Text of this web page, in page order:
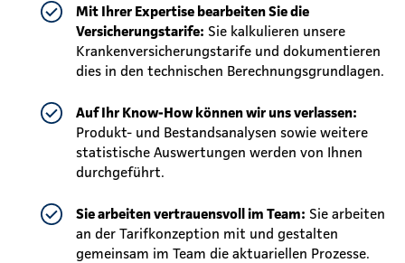
Mit Ihrer Expertise bearbeiten Sie die
Versicherungstarife: Sie kalkulieren unsere
Krankenversicherungstarife und dokumentieren
dies in den technischen Berechnungsgrundlagen.
Auf Ihr Know-How können wir uns verlassen:
Produkt- und Bestandsanalysen sowie weitere
statistische Auswertungen werden von Ihnen
durchgeführt.
Sie arbeiten vertrauensvoll im Team: Sie arbeiten
an der Tarifkonzeption mit und gestalten
gemeinsam im Team die aktuariellen Prozesse.